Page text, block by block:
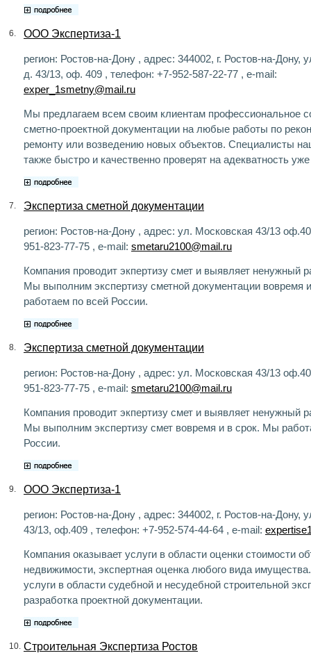
6. ООО Экспертиза-1
регион: Ростов-на-Дону , адрес: 344002, г. Ростов-на-Дону,
д. 43/13, оф. 409 , телефон: +7-952-587-22-77 , e-mail:
exper_1smetny@mail.ru
Мы предлагаем всем своим клиентам профессиональное
сметно-проектной документации на любые работы по
ремонту или возведению новых объектов. Специалисты
также быстро и качественно проверят на адекватность
7. Экспертиза сметной документации
регион: Ростов-на-Дону , адрес: ул. Московская 43/13
951-823-77-75 , e-mail: smetaru2100@mail.ru
Компания проводит экпертизу смет и выявляет ненужный
Мы выполним экспертизу сметной документации вовремя
работаем по всей России.
8. Экспертиза сметной документации
регион: Ростов-на-Дону , адрес: ул. Московская 43/13
951-823-77-75 , e-mail: smetaru2100@mail.ru
Компания проводит экпертизу смет и выявляет ненужный
Мы выполним экспертизу смет вовремя и в срок. Мы
России.
9. ООО Экспертиза-1
регион: Ростов-на-Дону , адрес: 344002, г. Ростов-на-Дону,
43/13, оф.409 , телефон: +7-952-574-44-64 , e-mail:
Компания оказывает услуги в области оценки стоимости
недвижимости, экспертная оценка любого вида
услуги в области судебной и несудебной строительной
разработка проектной документации.
10. Строительная Экспертиза Ростов